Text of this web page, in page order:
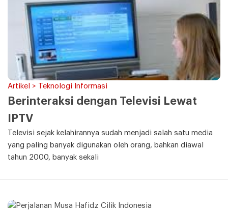
Artikel > Teknologi Informasi
Berinteraksi dengan Televisi Lewat
IPTV
Televisi sejak kelahirannya sudah menjadi salah satu media
yang paling banyak digunakan oleh orang, bahkan diawal
tahun 2000, banyak sekali